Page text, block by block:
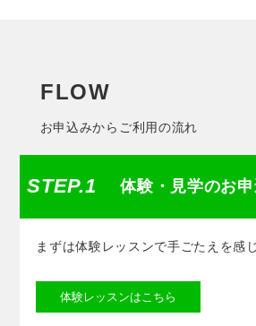
FLOW
お申込みからご利用の流れ
STEP.1 体験・見学のお
まずは体験レッスンで手ごたえを感
体験レッスンはこちら